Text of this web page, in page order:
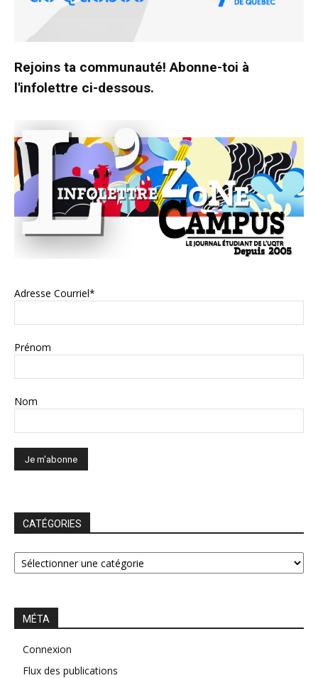
Rejoins ta communauté! Abonne-toi à
l'infolettre ci-dessous.
Adresse Courriel*
Prénom
Nom
CATÉGORIES
CATÉGORIES
MÉTA
Connexion
Flux des publications